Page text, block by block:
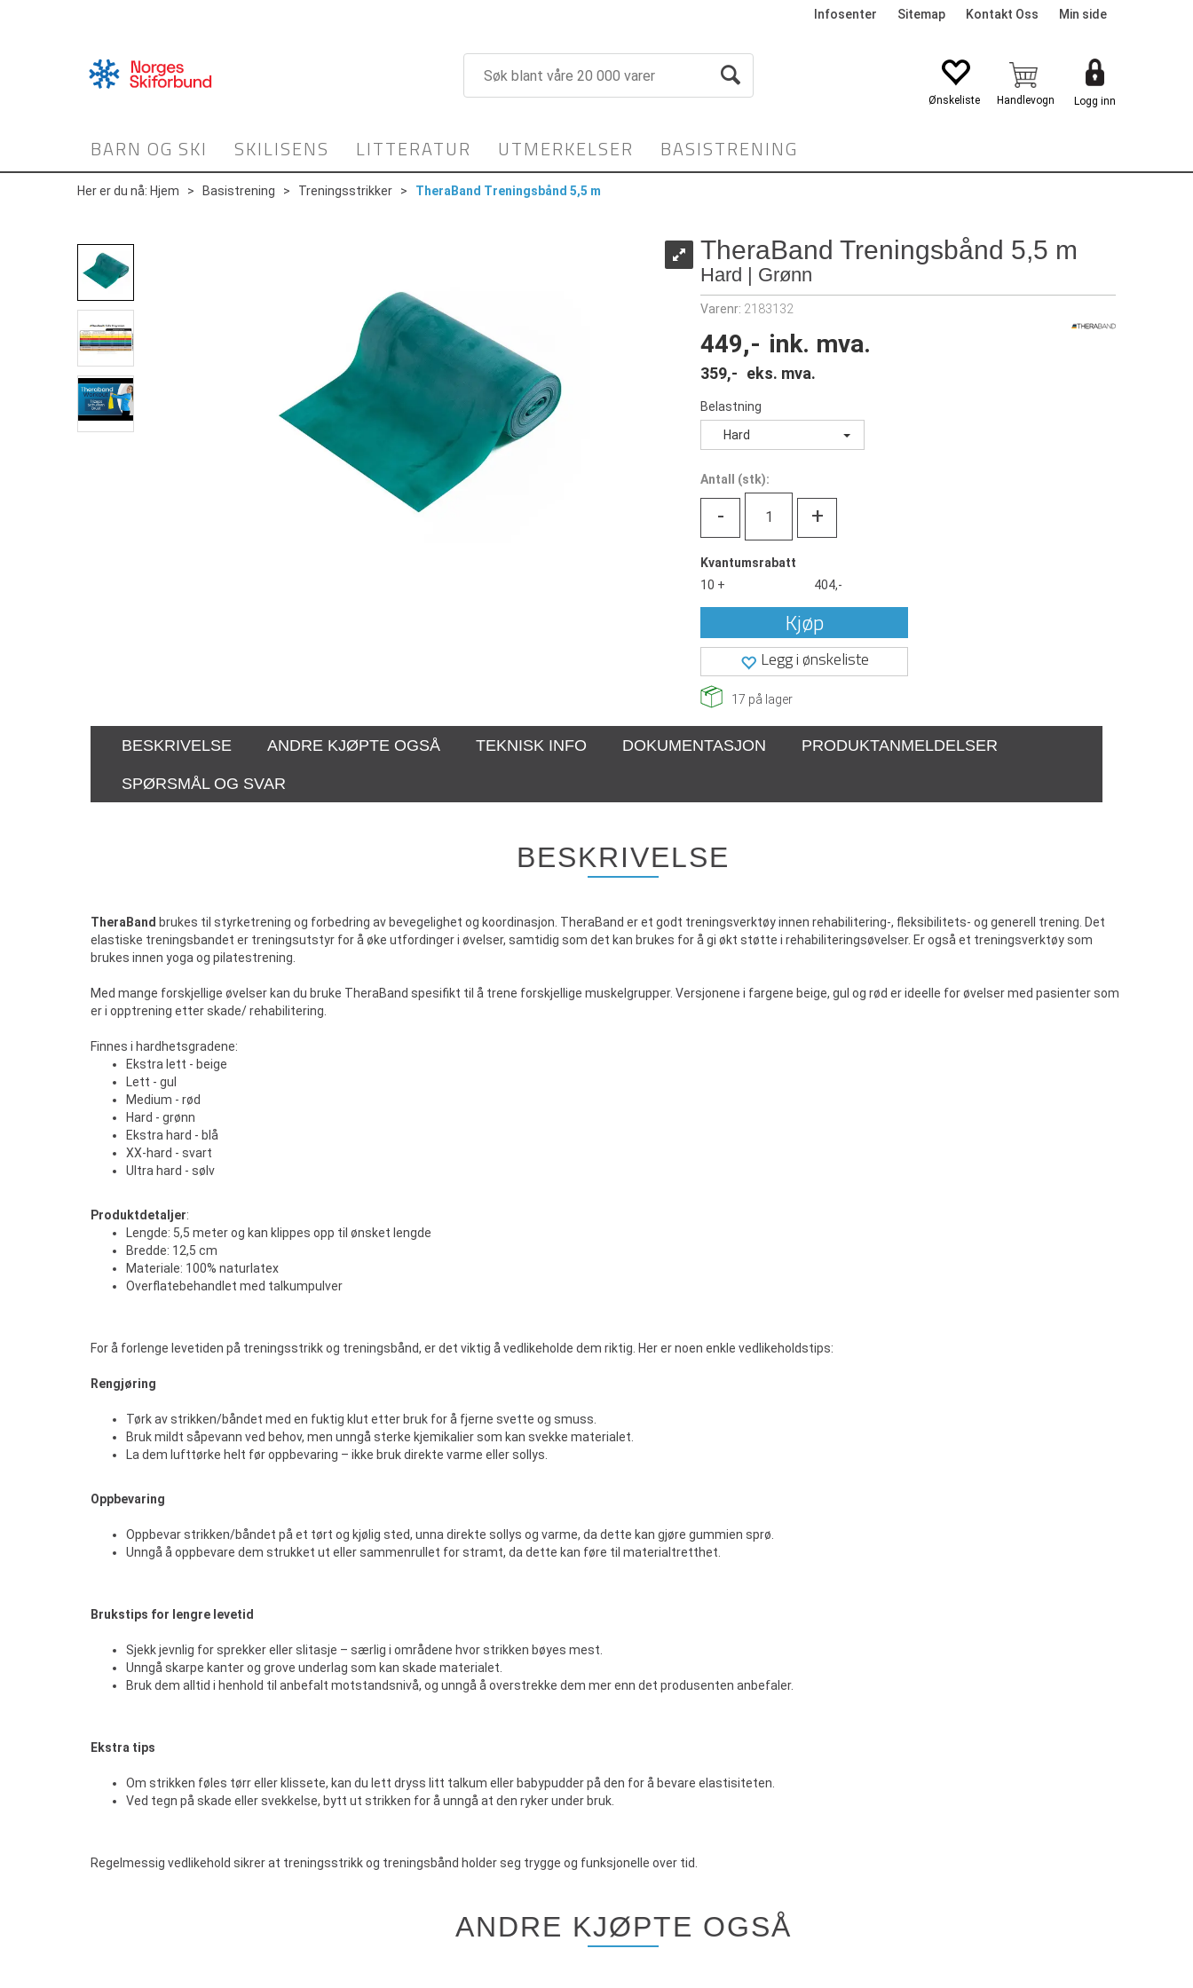
Infosenter Sitemap Kontakt Oss Min side
Logg inn
BARN OG SKI SKILISENS LITTERATUR UTMERKELSER BASISTRENING
Her er du nå: Hjem > Basistrening > Treningsstrikker > TheraBand Treningsbånd 5,5 m
TheraBand Treningsbånd 5,5 m
Hard | Grønn
Varenr: 2183132
449,- ink. mva.
359,- eks. mva.
Belastning
Hard
Antall (stk):
- +
Kvantumsrabatt
10 +
404,-
Kjøp
Legg i ønskeliste
17 på lager
BESKRIVELSE ANDRE KJØPTE OGSÅ TEKNISK INFO DOKUMENTASJON PRODUKTANMELDELSER
SPØRSMÅL OG SVAR
BESKRIVELSE
TheraBand brukes til styrketrening og forbedring av bevegelighet og koordinasjon. TheraBand er et godt treningsverktøy innen rehabilitering-, fleksibilitets- og generell trening. Det
elastiske treningsbandet er treningsutstyr for å øke utfordinger i øvelser, samtidig som det kan brukes for å gi økt støtte i rehabiliteringsøvelser. Er også et treningsverktøy som
brukes innen yoga og pilatestrening.
Med mange forskjellige øvelser kan du bruke TheraBand spesifikt til å trene forskjellige muskelgrupper. Versjonene i fargene beige, gul og rød er ideelle for øvelser med pasienter som
er i opptrening etter skade/ rehabilitering.
Finnes i hardhetsgradene:
Ekstra lett - beige
Lett - gul
Medium - rød
Hard - grønn
Ekstra hard - blå
XX-hard - svart
Ultra hard - sølv
Produktdetaljer:
Lengde: 5,5 meter og kan klippes opp til ønsket lengde
Bredde: 12,5 cm
Materiale: 100% naturlatex
Overflatebehandlet med talkumpulver
For å forlenge levetiden på treningsstrikk og treningsbånd, er det viktig å vedlikeholde dem riktig. Her er noen enkle vedlikeholdstips:
Rengjøring
Tørk av strikken/båndet med en fuktig klut etter bruk for å fjerne svette og smuss.
Bruk mildt såpevann ved behov, men unngå sterke kjemikalier som kan svekke materialet.
La dem lufttørke helt før oppbevaring – ikke bruk direkte varme eller sollys.
Oppbevaring
Oppbevar strikken/båndet på et tørt og kjølig sted, unna direkte sollys og varme, da dette kan gjøre gummien sprø.
Unngå å oppbevare dem strukket ut eller sammenrullet for stramt, da dette kan føre til materialtretthet.
Brukstips for lengre levetid
Sjekk jevnlig for sprekker eller slitasje – særlig i områdene hvor strikken bøyes mest.
Unngå skarpe kanter og grove underlag som kan skade materialet.
Bruk dem alltid i henhold til anbefalt motstandsnivå, og unngå å overstrekke dem mer enn det produsenten anbefaler.
Ekstra tips
Om strikken føles tørr eller klissete, kan du lett dryss litt talkum eller babypudder på den for å bevare elastisiteten.
Ved tegn på skade eller svekkelse, bytt ut strikken for å unngå at den ryker under bruk.
Regelmessig vedlikehold sikrer at treningsstrikk og treningsbånd holder seg trygge og funksjonelle over tid.
ANDRE KJØPTE OGSÅ